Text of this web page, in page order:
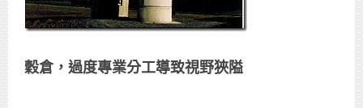
穀倉，過度專業分工導致視野狹隘